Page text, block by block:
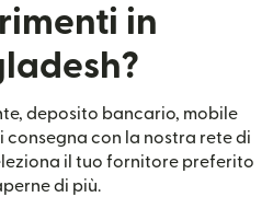
in
deposito bancario, mobile
con la nostra rete di
il tuo fornitore preferito
di più.